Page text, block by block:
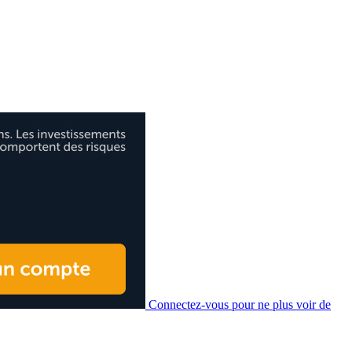
Connectez-vous pour ne plus voir de